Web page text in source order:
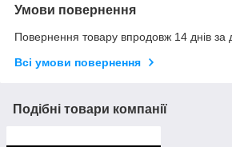
Умови повернення
Повернення товару впродовж 14 днів за
Всі умови повернення
Подібні товари компанії